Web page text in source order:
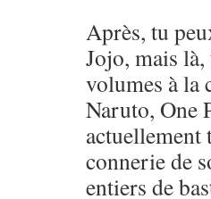
Après, tu
Jojo, mais là,
volumes à la
Naruto, One
actuellement
connerie de
entiers de